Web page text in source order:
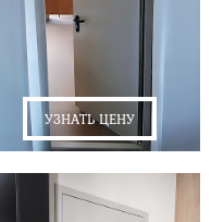
УЗНАТЬ ЦЕНУ